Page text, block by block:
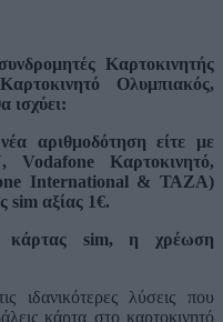
Καρτοκινητής
Ολυμπιακός,
αριθμοδότηση είτε με
Vodafone Καρτοκινητό,
International & ΤΑΖΑ)
sim αξίας 1€.
κάρτας sim, η χρέωση
ιδανικότερες λύσεις που
κάρτα στο καρτοκινητό